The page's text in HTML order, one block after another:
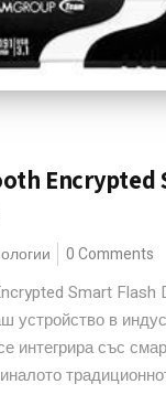
Encrypted
0 Comments
Smart Flash
устройство в
интегрира със